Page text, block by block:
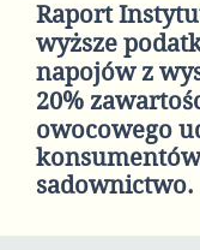
Raport
wyższe
napojów z
20%
owocowego
sadownictwo.